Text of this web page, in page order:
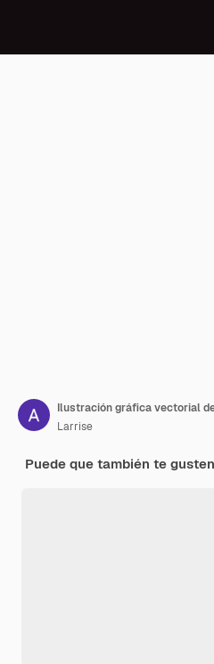
Larrise
Puede que también te